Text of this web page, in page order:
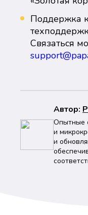
Поддержка
Связаться
Автор:
Опытные
и
и